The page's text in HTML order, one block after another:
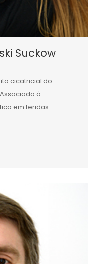
Suckow
cicatricial do
à
em feridas